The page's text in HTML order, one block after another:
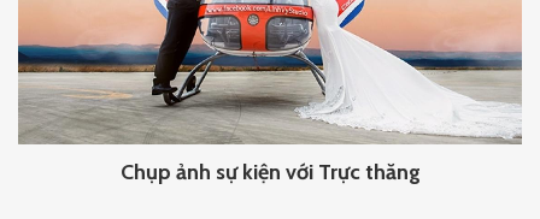
Chụp ảnh sự kiện với Trực thăng